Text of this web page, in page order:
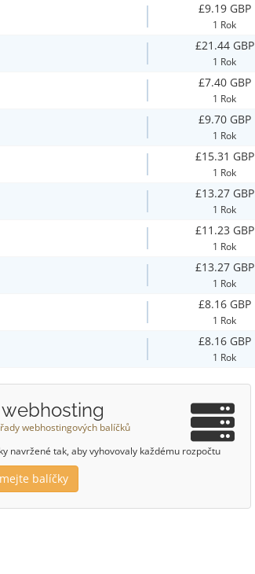
£9.19 GBP
1 Rok
£21.44 GBP
1 Rok
£7.40 GBP
1 Rok
£9.70 GBP
1 Rok
£15.31 GBP
1 Rok
£13.27 GBP
1 Rok
£11.23 GBP
1 Rok
£13.27 GBP
1 Rok
£8.16 GBP
1 Rok
£8.16 GBP
1 Rok
webhostingových balíčků
navržené tak, aby vyhovovaly každému rozpočtu
balíčky